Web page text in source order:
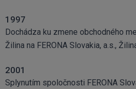
1997
Dochádza ku zmene obchodného
Žilina na FERONA Slovakia, a.s.,
2001
Splynutím spoločnosti FERONA